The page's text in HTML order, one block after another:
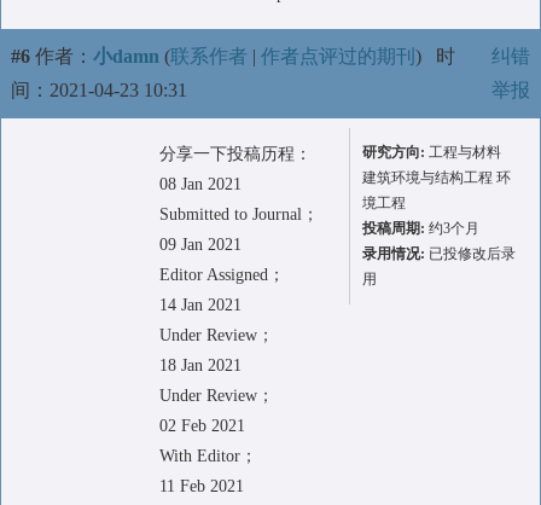
#6 作者： 小damn (联系作者 | 作者点评过的期刊 ) 时
间：2021-04-23 10:31
纠错
举报
分享一下投稿历程：
08 Jan 2021
Submitted to Journal；
09 Jan 2021
Editor Assigned；
14 Jan 2021
Under Review；
18 Jan 2021
Under Review；
02 Feb 2021
With Editor；
11 Feb 2021
研究方向: 工程与材料
建筑环境与结构工程 环
境工程
投稿周期: 约3个月
录用情况: 已投修改后录
用